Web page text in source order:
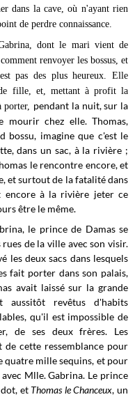
dans la cave, où n'ayant rien
de perdre connaissance.
dont le mari vient de
renvoyer les bossus, et
pas des plus heureux. Elle
fille, et, mettant à profit la
porter, pendant la nuit, sur la
mourir chez elle. Thomas,
bossu, imagine que c'est le
dans un sac, à la rivière ;
le rencontre encore, et
et surtout de la fatalité dans
à la rivière jeter ce
être le même.
le prince de Damas se
de la ville avec son visir.
les deux sacs dans lesquels
fait porter dans son palais,
avait laissé sur la grande
aussitôt revêtus d'habits
qu'il est impossible de
de ses deux frères. Les
de cette ressemblance pour
mille sequins, et pour
Mlle. Gabrina. Le prince
et Thomas le Chanceux, un